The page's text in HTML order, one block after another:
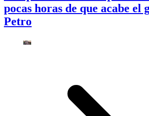
pocas horas de que acabe el
Petro